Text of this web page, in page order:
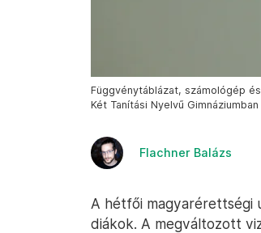
Függvénytáblázat, számológép
Két Tanítási Nyelvű
Flachner Balázs
A hétfői magyarérettségi
diákok. A megváltozott